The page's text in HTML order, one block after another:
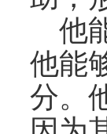
他
他能
分。